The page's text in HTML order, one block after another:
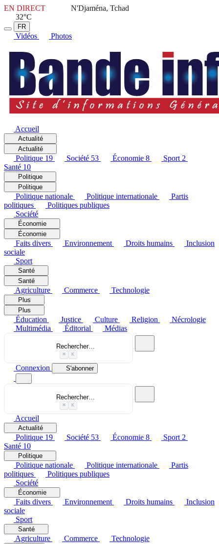
EN DIRECT
N'Djaména, Tchad
32°C
FR
Vidéos Photos
Accueil
Actualité
Actualité
Politique 19 Société 53 Économie 8 Sport 2
Santé 10
Politique
Politique
Politique nationale Politique internationale
Partis
politiques
Politiques publiques
Société
Économie
Économie
Faits divers Environnement Droits humains
Inclusion
sociale
Sport
Santé
Santé
Agriculture Commerce Technologie
Plus
Plus
Éducation Justice Culture Religion
Nécrologie
Multimédia
Éditorial Médias
Rechercher…
⌘ K
Connexion S'abonner
Rechercher…
⌘ K
Accueil
Actualité
Politique 19 Société 53 Économie 8 Sport 2
Santé 10
Politique
Politique nationale Politique internationale
Partis
politiques
Politiques publiques
Société
Économie
Faits divers Environnement Droits humains
Inclusion
sociale
Sport
Santé
Agriculture Commerce Technologie